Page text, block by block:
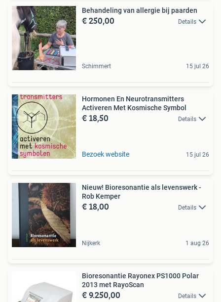
Behandeling van allergie bij paarden
€ 250,00 Details
Schimmert 15 jul 26
Hormonen En Neurotransmitters
Activeren Met Kosmische Symbol
€ 18,50 Details
Bezoek website 15 jul 26
Nieuw! Bioresonantie als levenswerk -
Rob Kemper
€ 18,00 Details
Nijkerk 1 aug 26
Bioresonantie Rayonex PS1000 Polar
2013 met RayoScan
€ 9.250,00 Details